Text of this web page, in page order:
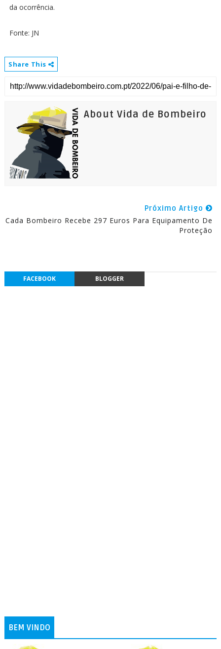
da ocorrência.
Fonte: JN
Share This
About Vida de Bombeiro
Próximo Artigo
Cada Bombeiro Recebe 297 Euros Para Equipamento De
Proteção
FACEBOOK BLOGGER
BEM VINDO